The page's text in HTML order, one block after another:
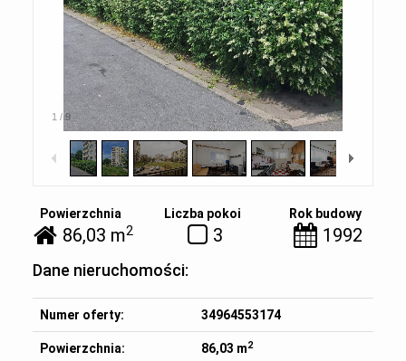
1 /9
Powierzchnia
86,03 m2
Liczba pokoi
3
Rok budowy
1992
Dane nieruchomości:
Numer oferty: 34964553174
Powierzchnia: 86,03 m2